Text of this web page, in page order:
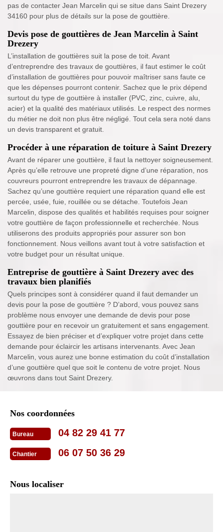
pas de contacter Jean Marcelin qui se situe dans Saint Drezery
34160 pour plus de détails sur la pose de gouttière.
Devis pose de gouttières de Jean Marcelin à Saint
Drezery
L’installation de gouttières suit la pose de toit. Avant
d’entreprendre des travaux de gouttières, il faut estimer le coût
d’installation de gouttières pour pouvoir maîtriser sans faute ce
que les dépenses pourront contenir. Sachez que le prix dépend
surtout du type de gouttière à installer (PVC, zinc, cuivre, alu,
acier) et la qualité des matériaux utilisés. Le respect des normes
du métier ne doit non plus être négligé. Tout cela sera noté dans
un devis transparent et gratuit.
Procéder à une réparation de toiture à Saint Drezery
Avant de réparer une gouttière, il faut la nettoyer soigneusement.
Après qu’elle retrouve une propreté digne d’une réparation, nos
couvreurs pourront entreprendre les travaux de dépannage.
Sachez qu’une gouttière requiert une réparation quand elle est
percée, usée, fuie, rouillée ou se détache. Toutefois Jean
Marcelin, dispose des qualités et habilités requises pour soigner
votre gouttière de façon professionnelle et recherchée. Nous
utiliserons des produits appropriés pour assurer son bon
fonctionnement. Nous veillons avant tout à votre satisfaction et
votre budget pour un résultat unique.
Entreprise de gouttière à Saint Drezery avec des
travaux bien planifiés
Quels principes sont à considérer quand il faut demander un
devis pour la pose de gouttière ? D’abord, vous pouvez sans
problème nous envoyer une demande de devis pour pose
gouttière pour en recevoir un gratuitement et sans engagement.
Essayez de bien préciser et d’expliquer votre projet dans cette
demande pour éclaircir les artisans intervenants. Avec Jean
Marcelin, vous aurez une bonne estimation du coût d’installation
d’une gouttière quel que soit le contenu de votre projet. Nous
œuvrons dans tout Saint Drezery.
Nos coordonnées
Bureau 04 82 29 41 77
Chantier 06 07 50 36 29
Nous localiser